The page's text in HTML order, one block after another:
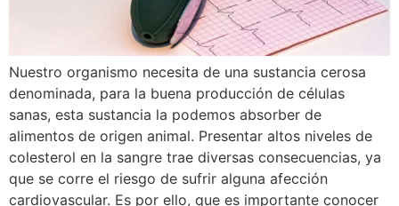
Nuestro organismo necesita de una sustancia cerosa
denominada, para la buena producción de células
sanas, esta sustancia la podemos absorber de
alimentos de origen animal. Presentar altos niveles de
colesterol en la sangre trae diversas consecuencias, ya
que se corre el riesgo de sufrir alguna afección
cardiovascular. Es por ello, que es importante conocer